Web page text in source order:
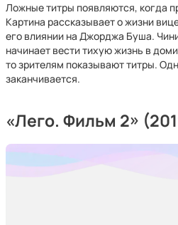
Ложные титры появляются, когда
Картина рассказывает о жизни
его влиянии на Джорджа Буша.
начинает вести тихую жизнь в
то зрителям показывают титры.
заканчивается.
«Лего. Фильм 2»